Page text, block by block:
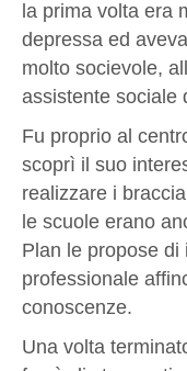
la prima volta era
depressa ed
molto socievole,
assistente sociale
Fu proprio al
scoprì il suo
realizzare i
le scuole erano
Plan le propose
professionale
conoscenze.
Una volta